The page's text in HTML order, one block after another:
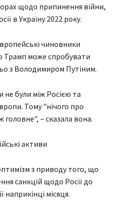
щодо припинення війни,
в Україну 2022 року.
чиновники
може спробувати
з Володимиром Путіним.
не були між Росією та
Тому "нічого про
– сказала вона.
активи
з приводу того, що
санкцій щодо Росії до
наприкінці місяця.